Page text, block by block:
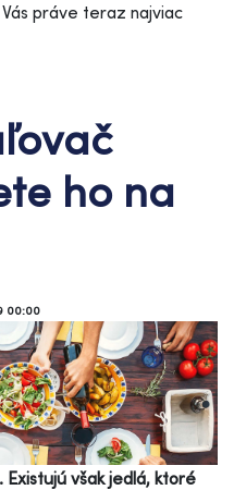
práve teraz najviac
ho na
00:00
Existujú však jedlá, ktoré